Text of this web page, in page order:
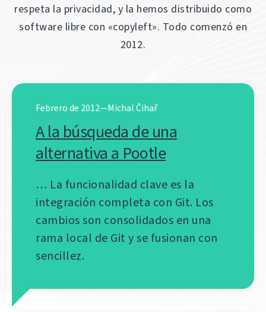
respeta la privacidad, y la hemos distribuido como
software libre con «copyleft». Todo comenzó en
2012.
Febrero de 2012—Michal Čihař
A la búsqueda de una
alternativa a Pootle
… La funcionalidad clave es la
integración completa con Git. Los
cambios son consolidados en una
rama local de Git y se fusionan con
sencillez.